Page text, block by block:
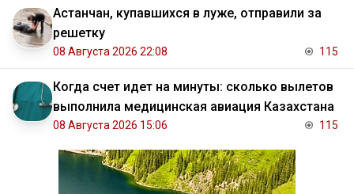
Астанчан, купавшихся в луже, отправили за
решетку
08 Августа 2026 22:08 115
Когда счет идет на минуты: сколько вылетов
выполнила медицинская авиация Казахстана
08 Августа 2026 15:06 115